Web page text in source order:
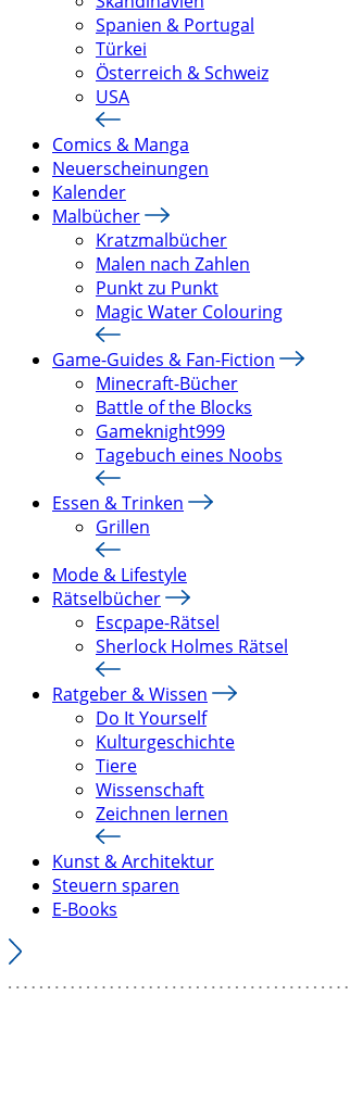
Spanien & Portugal
Türkei
Österreich & Schweiz
USA
Comics & Manga
Neuerscheinungen
Kalender
Malbücher
Kratzmalbücher
Malen nach Zahlen
Punkt zu Punkt
Magic Water Colouring
Game-Guides & Fan-Fiction
Minecraft-Bücher
Battle of the Blocks
Gameknight999
Tagebuch eines Noobs
Essen & Trinken
Grillen
Mode & Lifestyle
Rätselbücher
Escpape-Rätsel
Sherlock Holmes Rätsel
Ratgeber & Wissen
Do It Yourself
Kulturgeschichte
Tiere
Wissenschaft
Zeichnen lernen
Kunst & Architektur
Steuern sparen
E-Books